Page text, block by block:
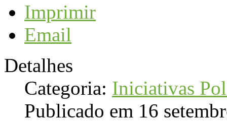
Imprimir
Email
Detalhes
Categoria: Iniciativas
Publicado em 16